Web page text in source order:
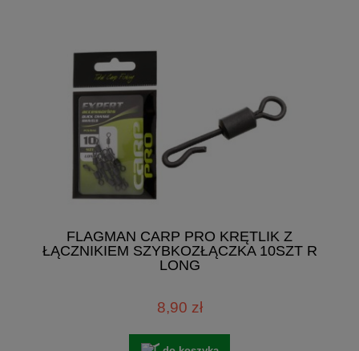
FLAGMAN CARP PRO KRĘTLIK Z
ŁĄCZNIKIEM SZYBKOZŁĄCZKA 10SZT R
LONG
8,90 zł